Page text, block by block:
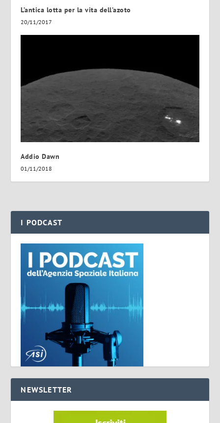
L’antica lotta per la vita dell’azoto
20/11/2017
Addio Dawn
01/11/2018
I PODCAST
NEWSLETTER